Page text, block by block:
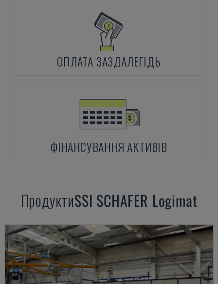
ОПЛАТА ЗАЗДАЛЕГІДЬ
ФІНАНСУВАННЯ АКТИВІВ
ПродуктиSSI SCHAFER Logimat